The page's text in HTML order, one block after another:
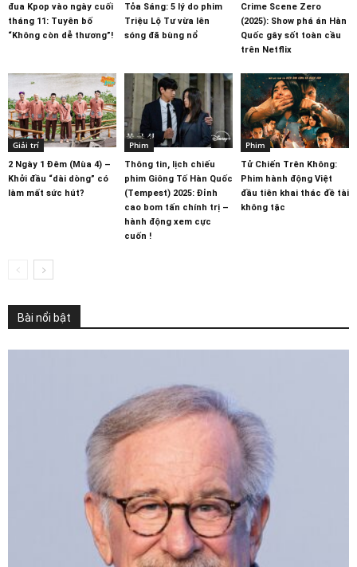
đua Kpop vào ngày cuối
tháng 11: Tuyên bố
“Không còn dễ thương”!
Tỏa Sáng: 5 lý do phim
Triệu Lộ Tư vừa lên
sóng đã bùng nổ
Crime Scene Zero
(2025): Show phá án Hàn
Quốc gây sốt toàn cầu
trên Netflix
Giải trí
2 Ngày 1 Đêm (Mùa 4) –
Khởi đầu “dài dòng” có
làm mất sức hút?
Phim
Thông tin, lịch chiếu
phim Giông Tố Hàn Quốc
(Tempest) 2025: Đỉnh
cao bom tấn chính trị –
hành động xem cực
cuốn !
Phim
Tử Chiến Trên Không:
Phim hành động Việt
đầu tiên khai thác đề tài
không tặc
Bài nổi bật